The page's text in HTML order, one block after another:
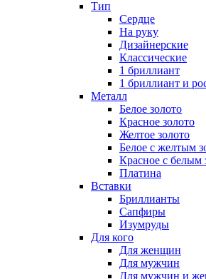
Тип
Сердце
На руку
Дизайнерские
Классические
1 бриллиант
1 бриллиант и
Металл
Белое золото
Красное золото
Желтое золото
Белое с желтым
Красное с белым
Платина
Вставки
Бриллианты
Сапфиры
Изумруды
Для кого
Для женщин
Для мужчин
Для мужчин и